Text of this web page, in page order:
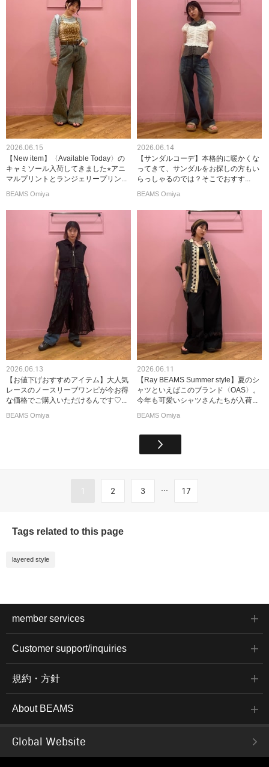
2026.06.15
【New item】〈Available Today〉の
キャミソール入荷してきました⭐︎アニ
マルプリントとランジェリープリン...
BEAMS Omiya
2026.06.14
【サンダルコーデ】本格的に暖かくな
ってきて、サンダルをお探しの方もい
らっしゃるのでは？そこでおすす...
BEAMS Omiya
2026.06.13
【お値下げおすすめアイテム】大人気
レースのノースリーブワンピが今お得
な価格でご購入いただけるんです♡...
BEAMS Omiya
2026.06.11
【Ray BEAMS Summer style】夏のシ
ャツといえばこのブランド〈OAS〉。
今年も可愛いシャツさんたちが入荷...
BEAMS Omiya
1 2 3 ... 17
Tags related to this page
layered style
member services
Customer support/inquiries
規約・方針
About BEAMS
Global Website